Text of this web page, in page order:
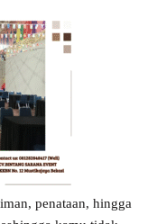
penataan, hingga